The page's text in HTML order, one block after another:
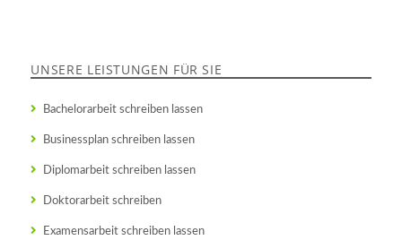
UNSERE LEISTUNGEN FÜR SIE
Bachelorarbeit schreiben lassen
Businessplan schreiben lassen
Diplomarbeit schreiben lassen
Doktorarbeit schreiben
Examensarbeit schreiben lassen